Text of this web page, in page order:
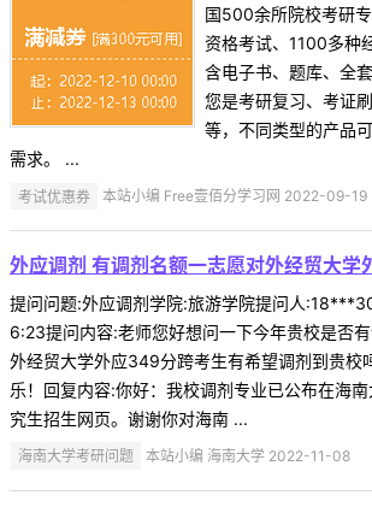
国500余所院校考研
资格考试、1100多种
含电子书、题库、全
您是考研复习、考证
等，不同类型的产品
需求。 ...
考试优惠券 本站小编 Free壹佰分学习网 2022-09-19
外应调剂 有调剂名额一志愿对外经贸大
提问问题:外应调剂学院:旅游学院提问人
6:23提问内容:老师您好想问一下今年贵校是否
外经贸大学外应349分跨考生有希望调剂到贵校
乐！回复内容:你好：我校调剂专业已公布在海
究生招生网页。谢谢你对海南 ...
海南大学考研问题 本站小编 海南大学 2022-11-08